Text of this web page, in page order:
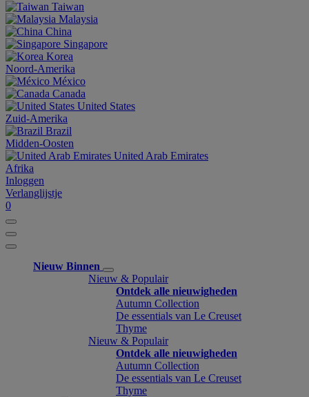
Taiwan
Malaysia
China
Singapore
Korea
Noord-Amerika
México
Canada
United States
Zuid-Amerika
Brazil
Midden-Oosten
United Arab Emirates
Afrika
Inloggen
Verlanglijstje
0
Nieuw Binnen
Nieuw & Populair
Ontdek alle nieuwigheden
Autumn Collection
De essentials van Le Creuset
Thyme
Nieuw & Populair
Ontdek alle nieuwigheden
Autumn Collection
De essentials van Le Creuset
Thyme